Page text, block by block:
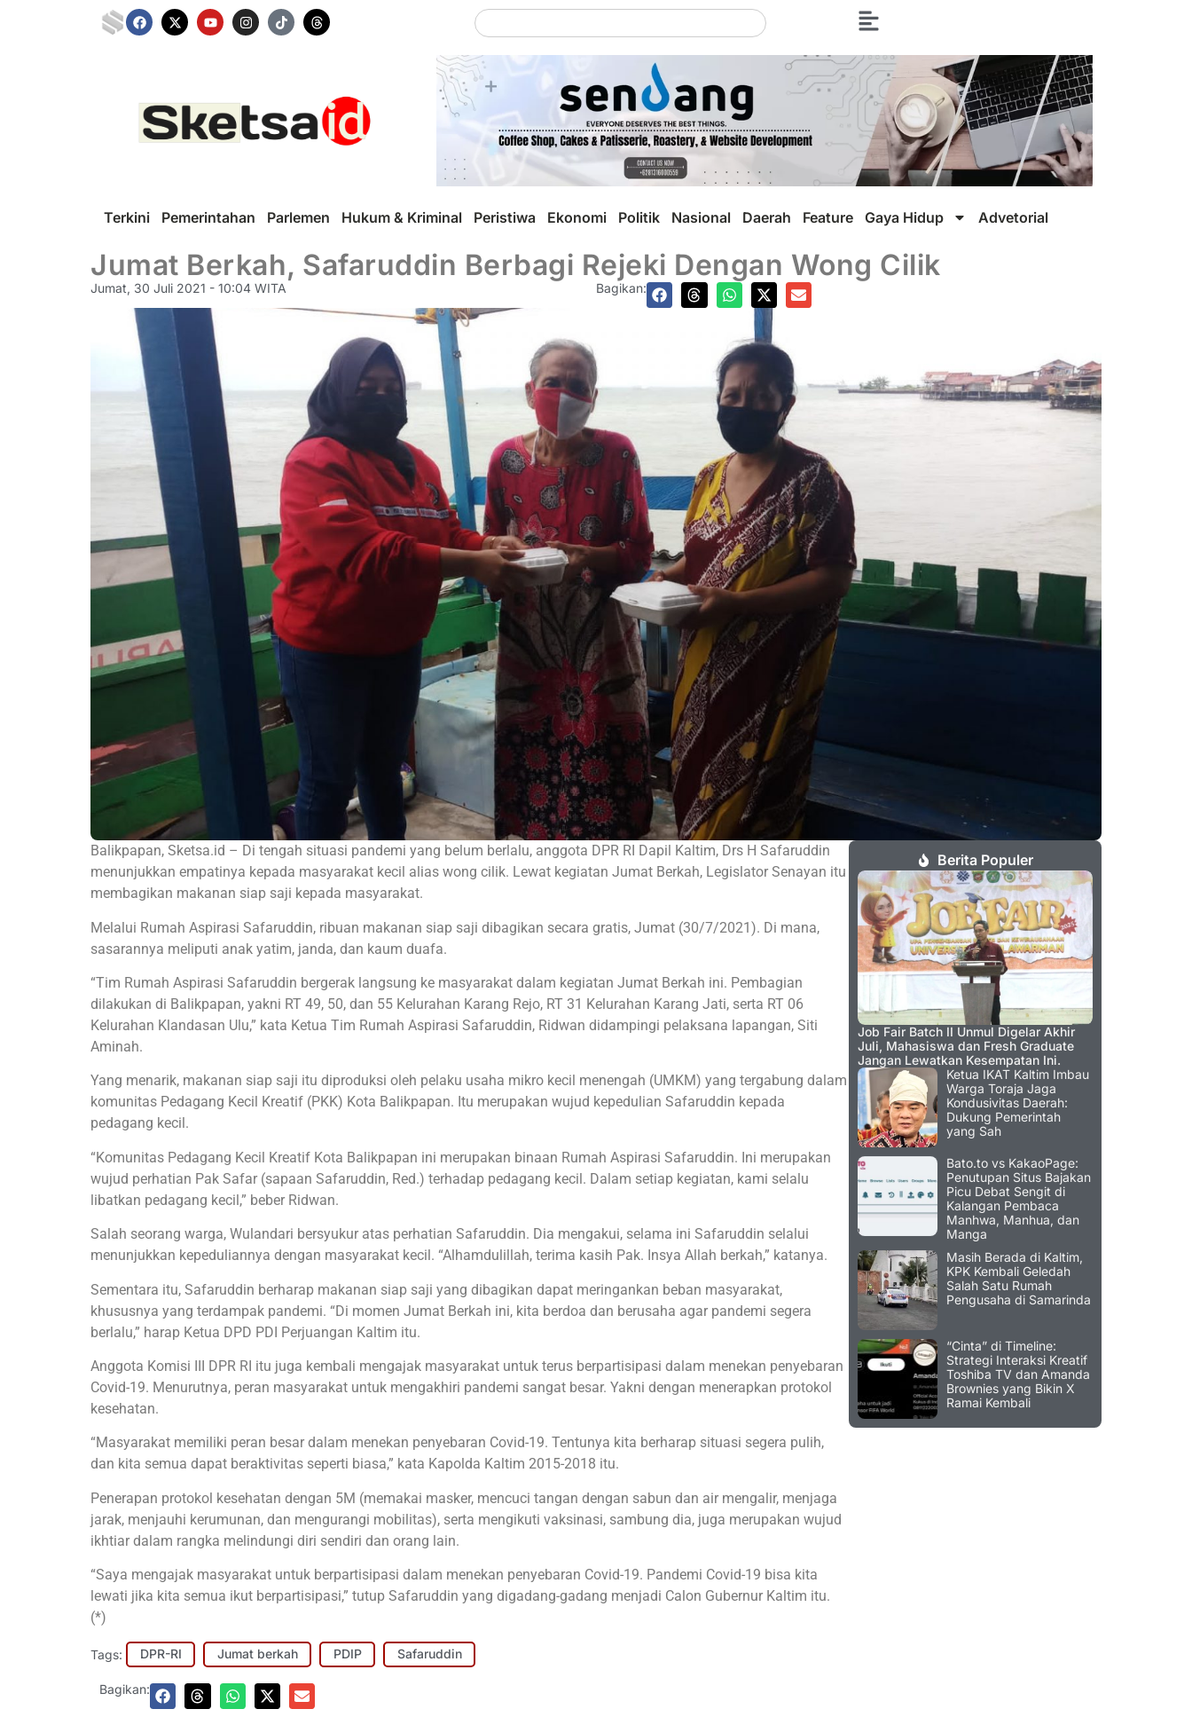
Terkini Pemerintahan Parlemen Hukum & Kriminal Peristiwa Ekonomi Politik Nasional Daerah Feature Gaya Hidup Advetorial
Jumat Berkah, Safaruddin Berbagi Rejeki Dengan Wong Cilik
Jumat, 30 Juli 2021 - 10:04 WITA Bagikan:
Balikpapan, Sketsa.id – Di tengah situasi pandemi yang belum berlalu, anggota DPR RI Dapil Kaltim, Drs H Safaruddin
menunjukkan empatinya kepada masyarakat kecil alias wong cilik. Lewat kegiatan Jumat Berkah, Legislator Senayan itu
membagikan makanan siap saji kepada masyarakat.
Melalui Rumah Aspirasi Safaruddin, ribuan makanan siap saji dibagikan secara gratis, Jumat (30/7/2021). Di mana,
sasarannya meliputi anak yatim, janda, dan kaum duafa.
“Tim Rumah Aspirasi Safaruddin bergerak langsung ke masyarakat dalam kegiatan Jumat Berkah ini. Pembagian
dilakukan di Balikpapan, yakni RT 49, 50, dan 55 Kelurahan Karang Rejo, RT 31 Kelurahan Karang Jati, serta RT 06
Kelurahan Klandasan Ulu,” kata Ketua Tim Rumah Aspirasi Safaruddin, Ridwan didampingi pelaksana lapangan, Siti
Aminah.
Yang menarik, makanan siap saji itu diproduksi oleh pelaku usaha mikro kecil menengah (UMKM) yang tergabung dalam
komunitas Pedagang Kecil Kreatif (PKK) Kota Balikpapan. Itu merupakan wujud kepedulian Safaruddin kepada
pedagang kecil.
“Komunitas Pedagang Kecil Kreatif Kota Balikpapan ini merupakan binaan Rumah Aspirasi Safaruddin. Ini merupakan
wujud perhatian Pak Safar (sapaan Safaruddin, Red.) terhadap pedagang kecil. Dalam setiap kegiatan, kami selalu
libatkan pedagang kecil,” beber Ridwan.
Salah seorang warga, Wulandari bersyukur atas perhatian Safaruddin. Dia mengakui, selama ini Safaruddin selalui
menunjukkan kepeduliannya dengan masyarakat kecil. “Alhamdulillah, terima kasih Pak. Insya Allah berkah,” katanya.
Sementara itu, Safaruddin berharap makanan siap saji yang dibagikan dapat meringankan beban masyarakat,
khususnya yang terdampak pandemi. “Di momen Jumat Berkah ini, kita berdoa dan berusaha agar pandemi segera
berlalu,” harap Ketua DPD PDI Perjuangan Kaltim itu.
Anggota Komisi III DPR RI itu juga kembali mengajak masyarakat untuk terus berpartisipasi dalam menekan penyebaran
Covid-19. Menurutnya, peran masyarakat untuk mengakhiri pandemi sangat besar. Yakni dengan menerapkan protokol
kesehatan.
“Masyarakat memiliki peran besar dalam menekan penyebaran Covid-19. Tentunya kita berharap situasi segera pulih,
dan kita semua dapat beraktivitas seperti biasa,” kata Kapolda Kaltim 2015-2018 itu.
Penerapan protokol kesehatan dengan 5M (memakai masker, mencuci tangan dengan sabun dan air mengalir, menjaga
jarak, menjauhi kerumunan, dan mengurangi mobilitas), serta mengikuti vaksinasi, sambung dia, juga merupakan wujud
ikhtiar dalam rangka melindungi diri sendiri dan orang lain.
“Saya mengajak masyarakat untuk berpartisipasi dalam menekan penyebaran Covid-19. Pandemi Covid-19 bisa kita
lewati jika kita semua ikut berpartisipasi,” tutup Safaruddin yang digadang-gadang menjadi Calon Gubernur Kaltim itu.
(*)
Tags: DPR-RI Jumat berkah PDIP Safaruddin
Bagikan:
Berita Populer
Job Fair Batch II Unmul Digelar Akhir
Juli, Mahasiswa dan Fresh Graduate
Jangan Lewatkan Kesempatan Ini.
Ketua IKAT Kaltim Imbau
Warga Toraja Jaga
Kondusivitas Daerah:
Dukung Pemerintah
yang Sah
Bato.to vs KakaoPage:
Penutupan Situs Bajakan
Picu Debat Sengit di
Kalangan Pembaca
Manhwa, Manhua, dan
Manga
Masih Berada di Kaltim,
KPK Kembali Geledah
Salah Satu Rumah
Pengusaha di Samarinda
“Cinta” di Timeline:
Strategi Interaksi Kreatif
Toshiba TV dan Amanda
Brownies yang Bikin X
Ramai Kembali